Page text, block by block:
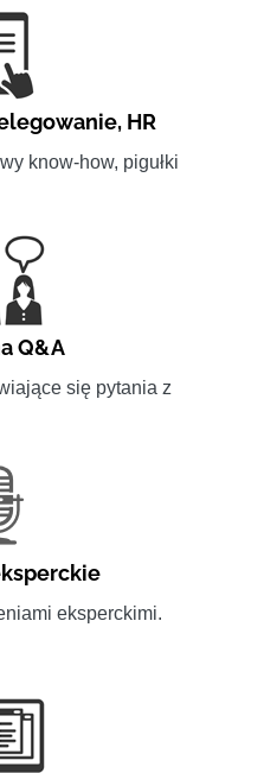
, HR
know-how, pigułki
Q&A
się pytania z
eksperckimi.